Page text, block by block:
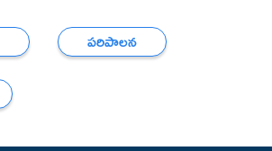
పరిపాలన